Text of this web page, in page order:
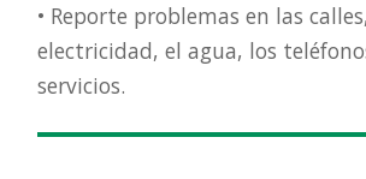
• Reporte problemas en las
electricidad, el agua, los
servicios.